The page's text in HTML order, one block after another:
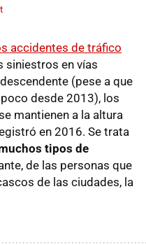
accidentes de tráfico
siniestros en vías
(pese a que
desde 2013), los
mantienen a la altura
en 2016. Se trata
tipos de
de las personas que
de las ciudades, la